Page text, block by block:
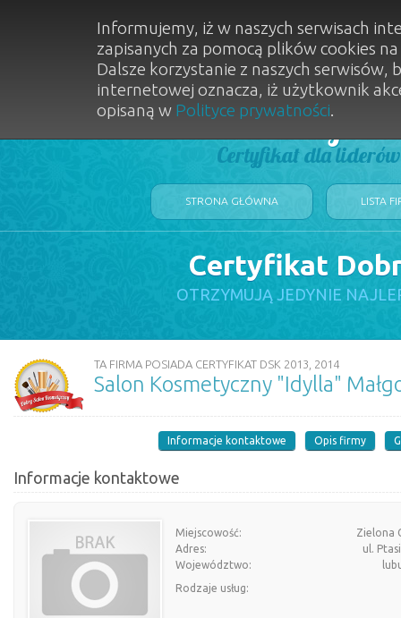
Dobry
Certyfikat dla
STRONA GŁÓWNA LISTA
Certyfikat
OTRZYMUJĄ JEDYNIE
TA FIRMA POSIADA CERTYFIKAT DSK 2013, 2014
Salon Kosmetyczny "Idylla"
Informacje kontaktowe Opis firmy
Informacje kontaktowe
Miejscowość:
Zielona
Adres:
ul.
Województwo:
Rodzaje usług:
Informujemy, iż w naszych serwisach
zapisanych za pomocą plików cookies
Dalsze korzystanie z naszych
internetowej oznacza, iż użytkownik
opisaną w Polityce prywatności.